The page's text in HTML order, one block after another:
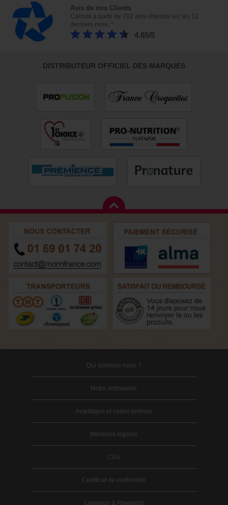
Avis de nos Clients
Calculé à partir de 702 avis obtenus sur les 12
derniers mois. *
4.65/5
DISTRIBUTEUR OFFICIEL DES MARQUES
Qui sommes nous ?
Notre animalerie
Avantages et codes promos
Mentions légales
CGV
Certificat de conformité
Livraison & Paiement